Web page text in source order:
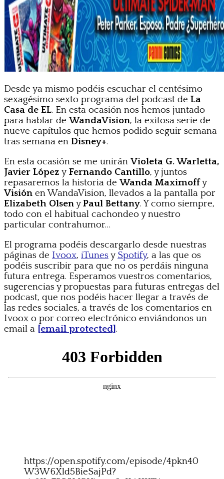
Desde ya mismo podéis escuchar el centésimo
sexagésimo sexto programa del podcast de La
Casa de EL. En esta ocasión nos hemos juntado
para hablar deWandaVision, la exitosa serie de
nueve capítulos que hemos podido seguir semana
tras semana en Disney+.
En esta ocasión se me uniránVioleta G. Warletta,
Javier López y Fernando Cantillo, y juntos
repasaremos la historia deWanda Maximoffy
Visión en WandaVision, llevados a la pantalla por
Elizabeth OlsenyPaul Bettany. Y como siempre,
todo con el habitual cachondeo y nuestro
particular contrahumor…
El programa podéis descargarlo desde nuestras
páginas de Ivoox, iTunesy Spotify, a las que os
podéis suscribir para que no os perdáis ninguna
futura entrega. Esperamos vuestros comentarios,
sugerencias y propuestas para futuras entregas del
podcast, que nos podéis hacer llegar a través de
las redes sociales, a través de los comentarios en
Ivoox o por correo electrónico enviándonos un
email a [email protected].
https://open.spotify.com/episode/4pkn40
W3W6Xld5BieSajPd?